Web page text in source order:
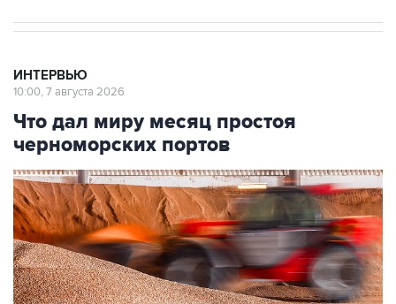
ИНТЕРВЬЮ
10:00, 7 августа 2026
Что дал миру месяц простоя
черноморских портов